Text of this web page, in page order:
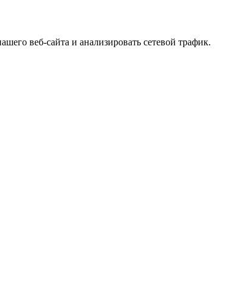
веб-сайта и анализировать сетевой трафик.